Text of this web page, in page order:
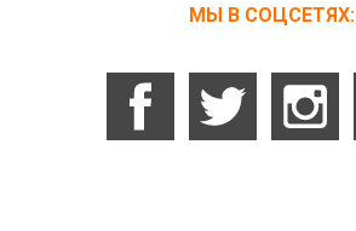
МЫ В СОЦСЕТЯХ: